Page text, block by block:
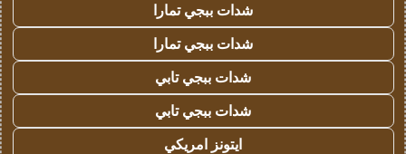
شدات ببجي تمارا
شدات ببجي تمارا
شدات ببجي تابي
شدات ببجي تابي
ايتونز امريكي